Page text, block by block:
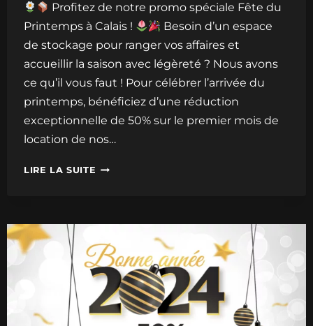
Profitez de notre promo spéciale Fête du
Printemps à Calais !
Besoin d’un espace
de stockage pour ranger vos affaires et
accueillir la saison avec légèreté ? Nous avons
ce qu’il vous faut ! Pour célébrer l’arrivée du
printemps, bénéficiez d’une réduction
exceptionnelle de 50% sur le premier mois de
location de nos…
LIRE LA SUITE
SPÉCIALE
FÊTE
DU
PRINTEMPS
À
CALAIS